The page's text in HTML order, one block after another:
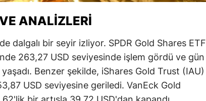
Niğde
Rize
Sakarya
Samsun
ANALIZLERI
dalgalı bir seyir izliyor. SPDR Gold Shares ETF
263,27 USD seviyesinde işlem gördü ve gün
Benzer şekilde, iShares Gold Trust (IAU)
USD seviyesine geriledi. VanEck Gold